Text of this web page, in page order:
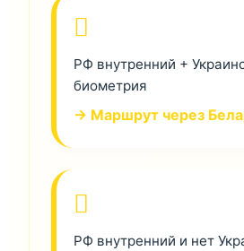
РФ внутренний +
биометрия
→ Маршрут через
РФ внутренний и нет